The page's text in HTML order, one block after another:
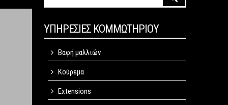
ΥΠΗΡΕΣΙΕΣ ΚΟΜΜΩΤΗΡΙΟΥ
Βαφή μαλλιών
Κούρεμα
Extensions